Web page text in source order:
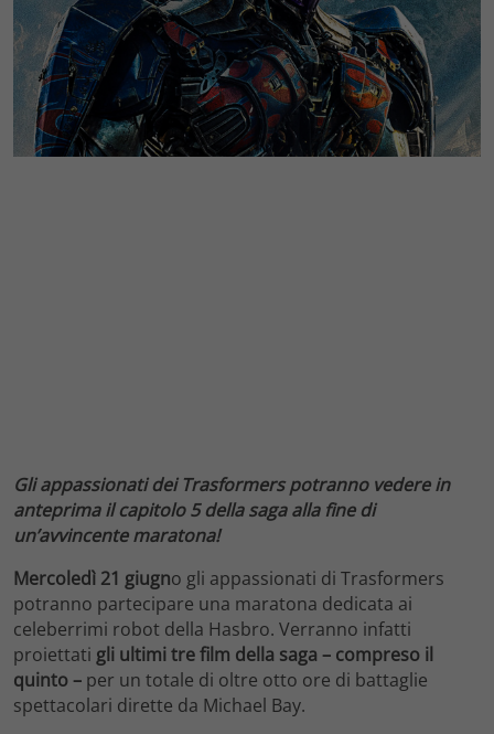
Gli appassionati dei Trasformers potranno vedere in
anteprima il capitolo 5 della saga alla fine di
un’avvincente maratona!
Mercoledì 21 giugno gli appassionati di Trasformers
potranno partecipare una maratona dedicata ai
celeberrimi robot della Hasbro. Verranno infatti
proiettati gli ultimi tre film della saga – compreso il
quinto – per un totale di oltre otto ore di battaglie
spettacolari dirette da Michael Bay.